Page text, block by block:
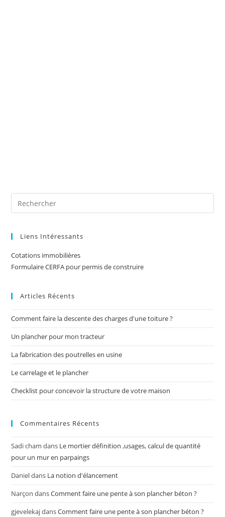
Liens Intéressants
Cotations immobilières
Formulaire CERFA pour permis de construire
Articles Récents
Comment faire la descente des charges d'une toiture ?
Un plancher pour mon tracteur
La fabrication des poutrelles en usine
Le carrelage et le plancher
Checklist pour concevoir la structure de votre maison
Commentaires Récents
Sadi cham dans Le mortier définition ,usages, calcul de quantité
pour un mur en parpaings
Danieldans La notion d'élancement
Narçon dansComment faire une pente à son plancher béton ?
gjevelekajdansComment faire une pente à son plancher béton ?